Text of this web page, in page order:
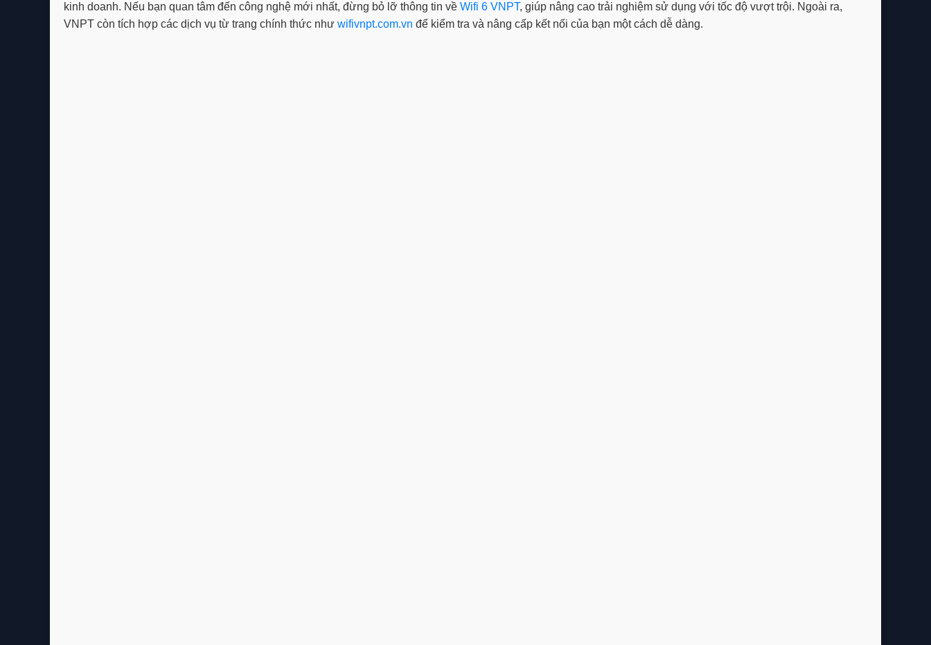
kinh doanh. Nếu bạn quan tâm đến công nghệ mới nhất, đừng bỏ lỡ thông tin về Wifi 6 VNPT, giúp nâng cao trải nghiệm sử dụng với tốc độ vượt trội. Ngoài ra,
VNPT còn tích hợp các dịch vụ từ trang chính thức như wifivnpt.com.vn để kiểm tra và nâng cấp kết nối của bạn một cách dễ dàng.